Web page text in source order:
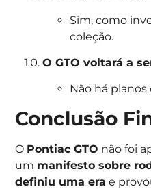
Sim, como
coleção.
O GTO voltará a
Não há
Conclusão
O Pontiac GTO não foi
um manifesto sobre
definiu uma era e